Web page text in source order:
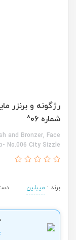
شماره 06^
and Bronzer, Face
No.006 City Sizzle
برند : میبلین
4 قسط